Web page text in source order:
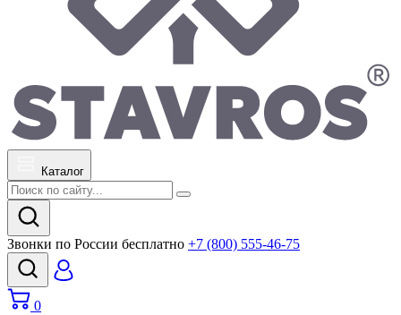
Каталог
Звонки по России бесплатно +7 (800) 555-46-75
0